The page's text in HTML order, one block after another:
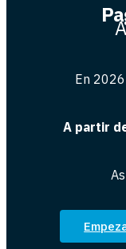
En
A partir